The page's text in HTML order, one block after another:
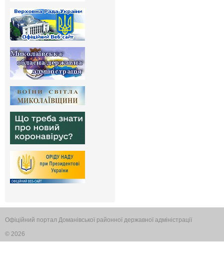
Офіційний портал Доманівської районної державної адміністрації
© 2026